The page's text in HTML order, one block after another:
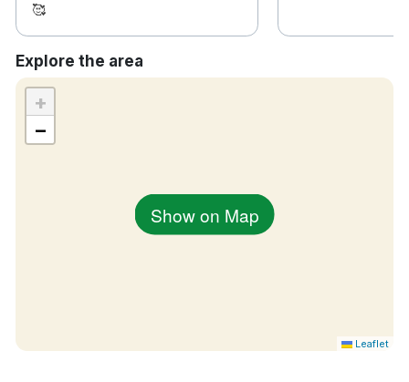
🥰
Explore the area
Show on Map
+
−
Leaflet